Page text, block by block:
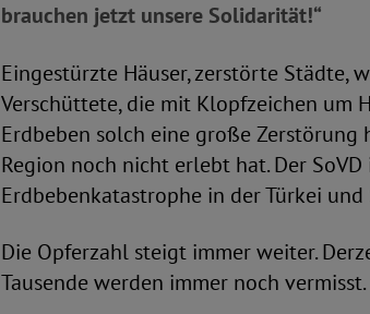
brauchen jetzt unsere Solidarität!“
Eingestürzte Häuser, zerstörte Städte,
Verschüttete, die mit Klopfzeichen um
Erdbeben solch eine große
Region noch nicht erlebt hat. Der
Erdbebenkatastrophe in der Türkei und
Die Opferzahl steigt immer weiter.
Tausende werden immer noch vermisst.